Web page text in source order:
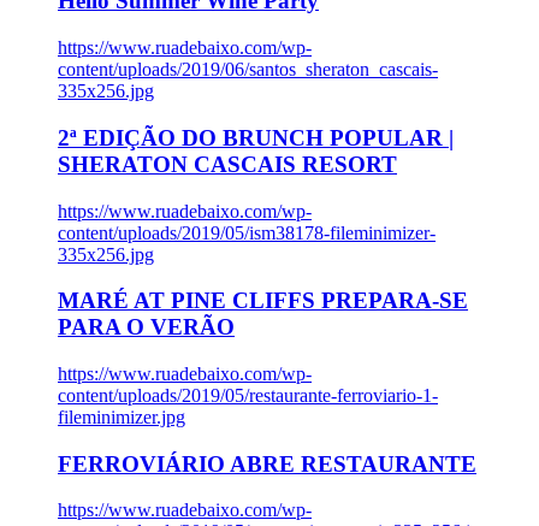
https://www.ruadebaixo.com/wp-
content/uploads/2019/06/santos_sheraton_cascais-
335x256.jpg
2ª EDIÇÃO DO BRUNCH POPULAR |
SHERATON CASCAIS RESORT
https://www.ruadebaixo.com/wp-
content/uploads/2019/05/ism38178-fileminimizer-
335x256.jpg
MARÉ AT PINE CLIFFS PREPARA-SE
PARA O VERÃO
https://www.ruadebaixo.com/wp-
content/uploads/2019/05/restaurante-ferroviario-1-
fileminimizer.jpg
FERROVIÁRIO ABRE RESTAURANTE
https://www.ruadebaixo.com/wp-